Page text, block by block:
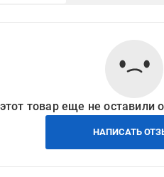
товар еще не оставили
НАПИСАТЬ